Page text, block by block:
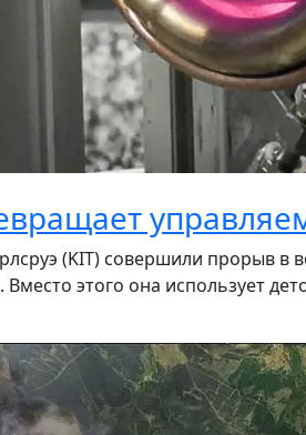
(KIT) совершили прорыв в
Вместо этого она использует